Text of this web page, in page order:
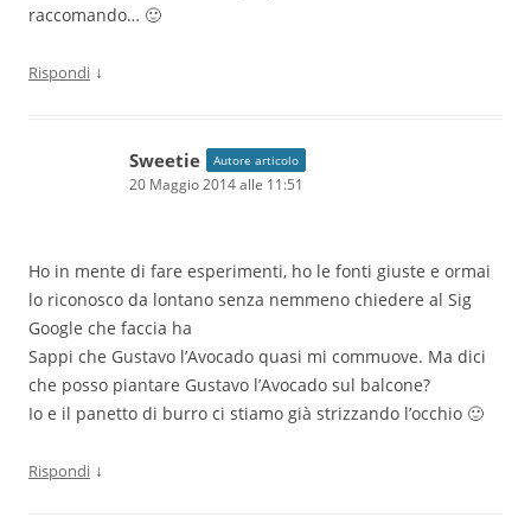
raccomando… 🙂
Rispondi ↓
Sweetie Autore articolo
20 Maggio 2014 alle 11:51
Ho in mente di fare esperimenti, ho le fonti giuste e ormai
lo riconosco da lontano senza nemmeno chiedere al Sig
Google che faccia ha
Sappi che Gustavo l’Avocado quasi mi commuove. Ma dici
che posso piantare Gustavo l’Avocado sul balcone?
Io e il panetto di burro ci stiamo già strizzando l’occhio 🙂
Rispondi ↓